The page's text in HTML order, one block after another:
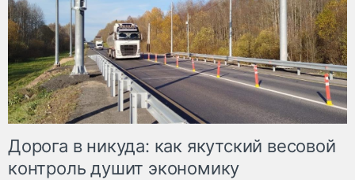
Дорога в никуда: как якутский весовой
контроль душит экономику